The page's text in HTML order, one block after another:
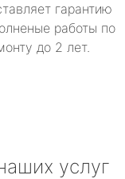
гарантию
работы по
до 2 лет.
услуг